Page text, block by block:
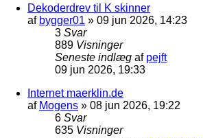
Dekoderdrev til K skinner
af bygger01 » 09 jun 2026, 14:23
3 Svar
889 Visninger
Seneste indlæg af pejft
09 jun 2026, 19:33
Internet maerklin.de
af Mogens » 08 jun 2026, 19:22
6 Svar
635 Visninger